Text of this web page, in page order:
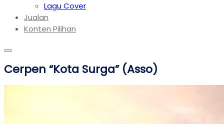
Lagu Cover
Jualan
Konten Pilihan
Cerpen “Kota Surga” (Asso)